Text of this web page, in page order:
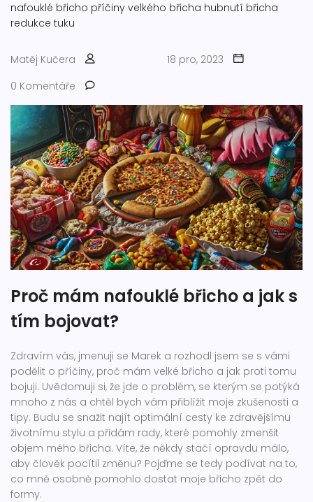
nafouklé břicho příčiny velkého břicha hubnutí břicha
redukce tuku
Matěj Kučera
18 pro, 2023
0 Komentáře
Proč mám nafouklé břicho a jak s
tím bojovat?
Zdravím vás, jmenuji se Marek a rozhodl jsem se s vámi
podělit o příčiny, proč mám velké břicho a jak proti tomu
bojuji. Uvědomuji si, že jde o problém, se kterým se potýká
mnoho z nás a chtěl bych vám přiblížit moje zkušenosti a
tipy. Budu se snažit najít optimální cesty ke zdravějšímu
životnímu stylu a přidám rady, které pomohly zmenšit
objem mého břicha. Víte, že někdy stačí opravdu málo,
aby člověk pocítil změnu? Pojďme se tedy podívat na to,
co mně osobně pomohlo dostat moje břicho zpět do
formy.